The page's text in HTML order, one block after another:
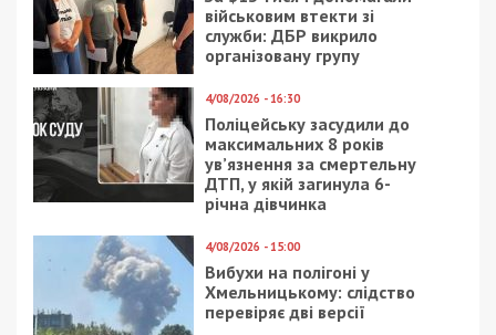
Следующая статья:
Днепрянам предлагают интересную
работу на свежем воздухе
СУСПІЛЬСТВО